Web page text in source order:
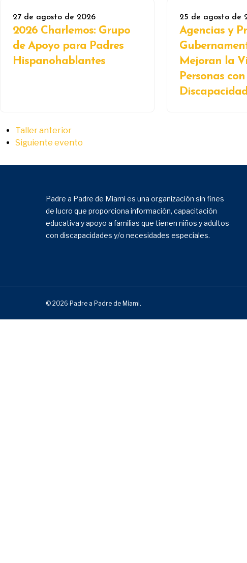
27 de agosto de 2026
2026 Charlemos: Grupo
de Apoyo para Padres
Hispanohablantes
25 de agosto de
Agencias y
Mejoran la
Personas con
Taller anterior
Siguiente evento
Padre a Padre de Miami es una organización sin fines
de lucro que proporciona información, capacitación
educativa y apoyo a familias que tienen niños y adultos
con discapacidades y/o necesidades especiales.
© 2026 Padre a Padre de Miami.